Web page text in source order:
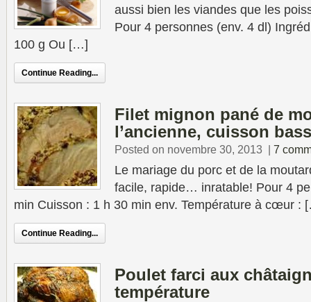
aussi bien les viandes que les
Pour 4 personnes (env. 4 dl)
100 g Ou […]
Continue Reading...
Filet mignon pané de
l’ancienne, cuisson
Posted on novembre 30, 2013 | 7
Le mariage du porc et de la
facile, rapide… inratable! Pour 4
min Cuisson : 1 h 30 min env. Température à cœur :
Continue Reading...
Poulet farci aux
température